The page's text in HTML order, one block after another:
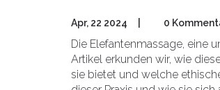
Apr, 22 2024 0
Die Elefantenmassage, eine
Artikel erkunden wir, wie
sie bietet und welche